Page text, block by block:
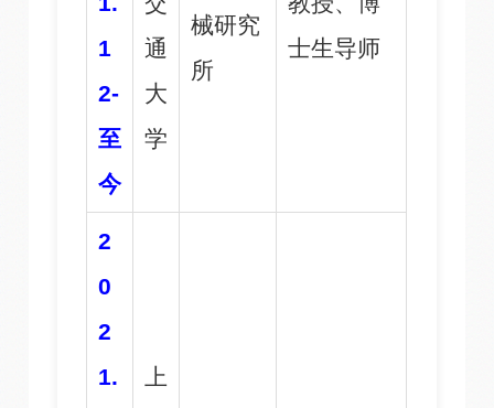
1
2-
至
今
通
大
学
械研究
所
士生导师
2
0
2
1.
上